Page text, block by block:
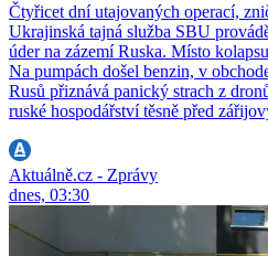
Čtyřicet dní utajovaných operací,
Ukrajinská tajná služba SBU
úder na zázemí Ruska. Místo
Na pumpách došel benzin, v
Rusů přiznává panický strach z
ruské hospodářství těsně před
Aktuálně.cz - Zprávy
dnes, 03:30